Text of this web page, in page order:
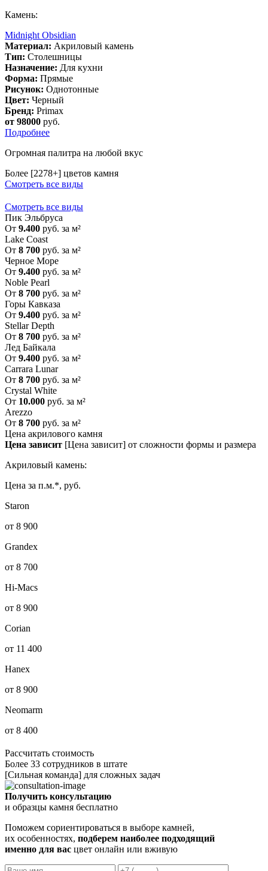
Камень:
Midnight Obsidian
Материал: Акриловый камень
Тип: Столешницы
Назначение: Для кухни
Форма: Прямые
Рисунок: Однотонные
Цвет: Черный
Бренд: Primax
от 98000 руб.
Подробнее
Огромная палитра на любой вкус
Более [2278+] цветов камня
Смотреть все виды
Смотреть все виды
Пик Эльбруса
От 9.400 руб. за м²
Lake Coast
От 8 700 руб. за м²
Черное Море
От 9.400 руб. за м²
Noble Pearl
От 8 700 руб. за м²
Горы Кавказа
От 9.400 руб. за м²
Stellar Depth
От 8 700 руб. за м²
Лед Байкала
От 9.400 руб. за м²
Carrara Lunar
От 8 700 руб. за м²
Crystal White
От 10.000 руб. за м²
Arezzo
От 8 700 руб. за м²
Цена акрилового камня
Цена зависит [Цена зависит] от сложности формы и размера
Акриловый камень:
Цена за п.м.*, руб.
Staron
от 8 900
Grandex
от 8 700
Hi-Macs
от 8 900
Corian
от 11 400
Hanex
от 8 900
Neomarm
от 8 400
Рассчитать стоимость
Более 33 сотрудников в штате
[Сильная команда] для сложных задач
Получить консультацию
и образцы камня бесплатно
Поможем сориентироваться в выборе камней,
их особенностях, подберем наиболее подходящий
именно для вас цвет онлайн или вживую